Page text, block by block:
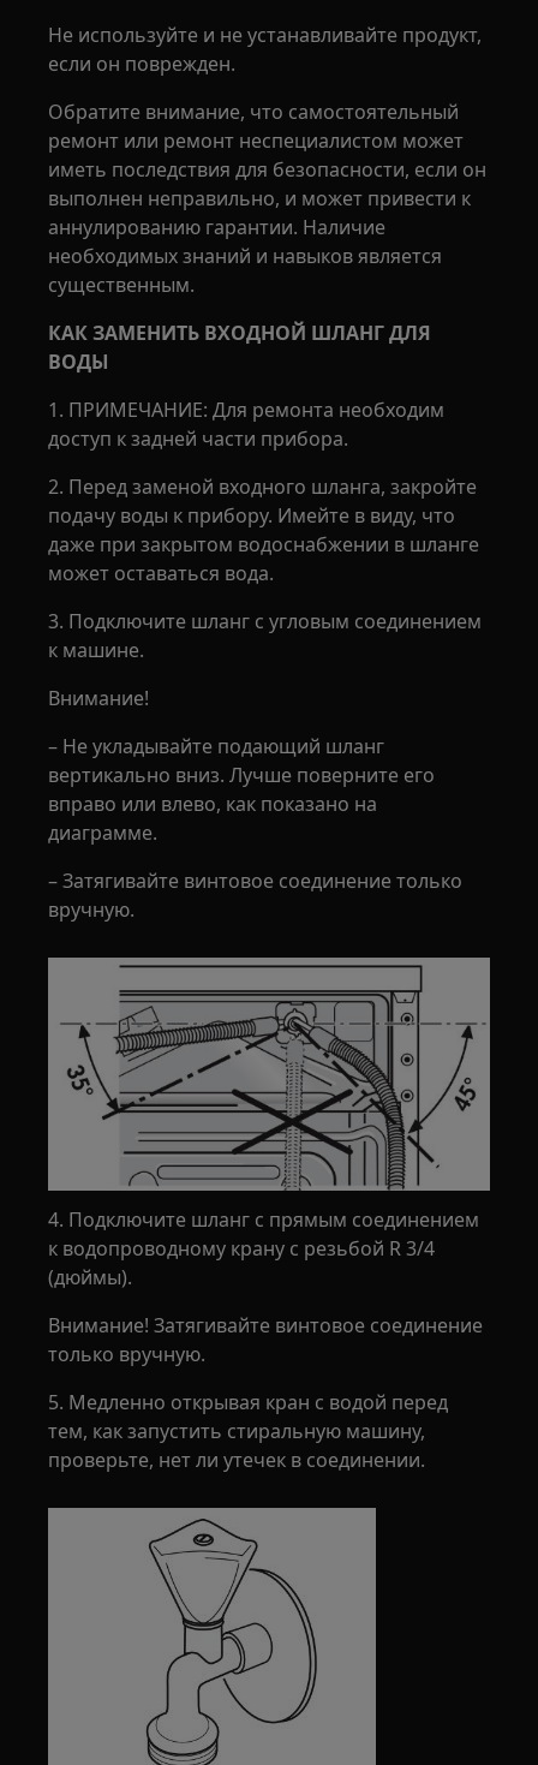
Не используйте и не устанавливайте продукт,
если он поврежден.
Обратите внимание, что самостоятельный
ремонт или ремонт неспециалистом может
иметь последствия для безопасности, если он
выполнен неправильно, и может привести к
аннулированию гарантии. Наличие
необходимых знаний и навыков является
существенным.
КАК ЗАМЕНИТЬ ВХОДНОЙ ШЛАНГ ДЛЯ
ВОДЫ
1. ПРИМЕЧАНИЕ: Для ремонта необходим
доступ к задней части прибора.
2. Перед заменой входного шланга, закройте
подачу воды к прибору. Имейте в виду, что
даже при закрытом водоснабжении в шланге
может оставаться вода.
3. Подключите шланг с угловым соединением
к машине.
Внимание!
– Не укладывайте подающий шланг
вертикально вниз. Лучше поверните его
вправо или влево, как показано на
диаграмме.
– Затягивайте винтовое соединение только
вручную.
4. Подключите шланг с прямым соединением
к водопроводному крану с резьбой R 3/4
(дюймы).
Внимание! Затягивайте винтовое соединение
только вручную.
5. Медленно открывая кран с водой перед
тем, как запустить стиральную машину,
проверьте, нет ли утечек в соединении.